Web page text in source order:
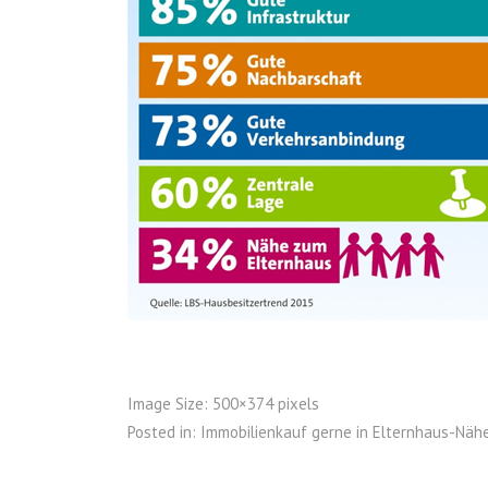
Image Size: 500×374 pixels
Posted in: Immobilienkauf gerne in Elternhaus-